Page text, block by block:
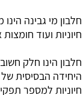
חלבון מי גבינה
חיוניות ועוד
חלבון הינו חלק
היחידה הבסיסית של